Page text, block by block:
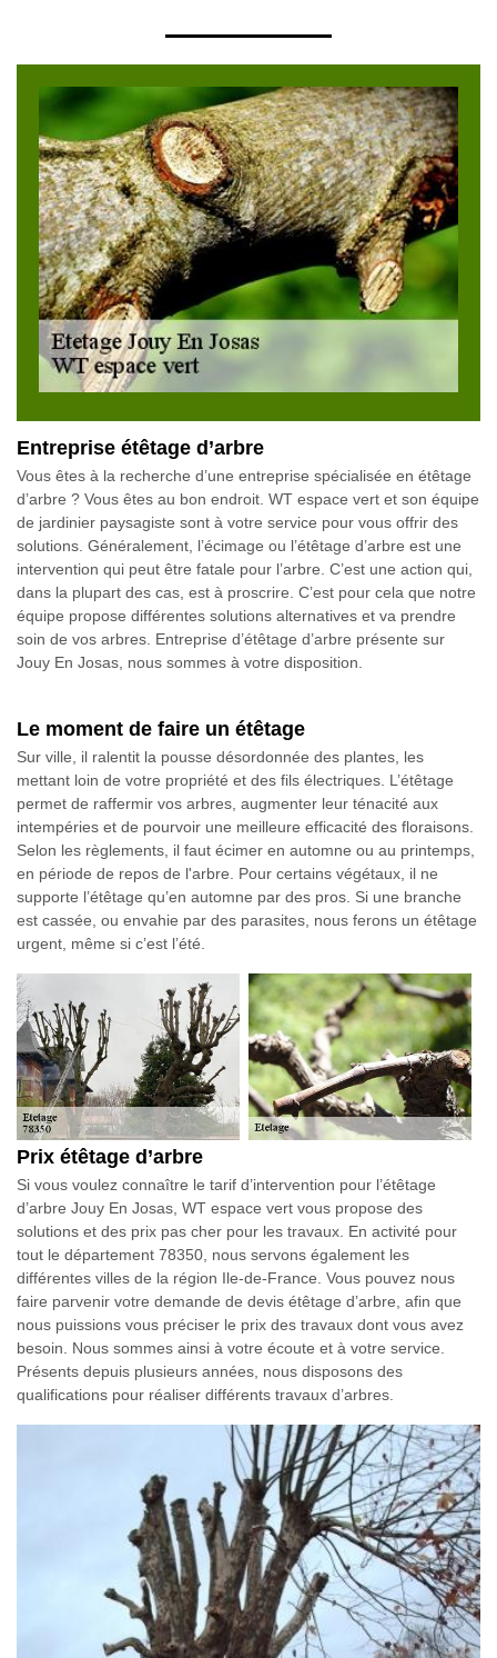
Entreprise étêtage d’arbre
Vous êtes à la recherche d’une entreprise spécialisée en étêtage
d’arbre ? Vous êtes au bon endroit. WT espace vert et son équipe
de jardinier paysagiste sont à votre service pour vous offrir des
solutions. Généralement, l’écimage ou l’étêtage d’arbre est une
intervention qui peut être fatale pour l’arbre. C’est une action qui,
dans la plupart des cas, est à proscrire. C’est pour cela que notre
équipe propose différentes solutions alternatives et va prendre
soin de vos arbres. Entreprise d’étêtage d’arbre présente sur
Jouy En Josas, nous sommes à votre disposition.
Le moment de faire un étêtage
Sur ville, il ralentit la pousse désordonnée des plantes, les
mettant loin de votre propriété et des fils électriques. L’étêtage
permet de raffermir vos arbres, augmenter leur ténacité aux
intempéries et de pourvoir une meilleure efficacité des floraisons.
Selon les règlements, il faut écimer en automne ou au printemps,
en période de repos de l'arbre. Pour certains végétaux, il ne
supporte l’étêtage qu’en automne par des pros. Si une branche
est cassée, ou envahie par des parasites, nous ferons un étêtage
urgent, même si c’est l’été.
Prix étêtage d’arbre
Si vous voulez connaître le tarif d’intervention pour l’étêtage
d’arbre Jouy En Josas, WT espace vert vous propose des
solutions et des prix pas cher pour les travaux. En activité pour
tout le département 78350, nous servons également les
différentes villes de la région Ile-de-France. Vous pouvez nous
faire parvenir votre demande de devis étêtage d’arbre, afin que
nous puissions vous préciser le prix des travaux dont vous avez
besoin. Nous sommes ainsi à votre écoute et à votre service.
Présents depuis plusieurs années, nous disposons des
qualifications pour réaliser différents travaux d’arbres.